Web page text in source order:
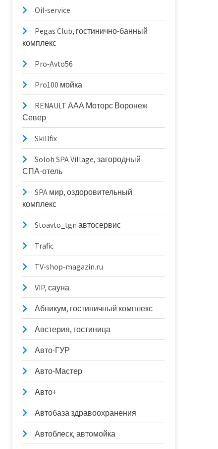
Oil-service
Pegas Club, гостинично-банный
комплекс
Pro-Avto56
Pro100 мойка
RENAULT ААА Моторс Воронеж
Север
Skillfix
Soloh SPA Village, загородный
СПА-отель
SPA мир, оздоровительный
комплекс
Stoavto_tgn автосервис
Trafic
TV-shop-magazin.ru
VIP, сауна
Абникум, гостиничный комплекс
Австерия, гостиница
Авто-ГУР
Авто-Мастер
Авто+
Автобаза здравоохранения
Автоблеск, автомойка